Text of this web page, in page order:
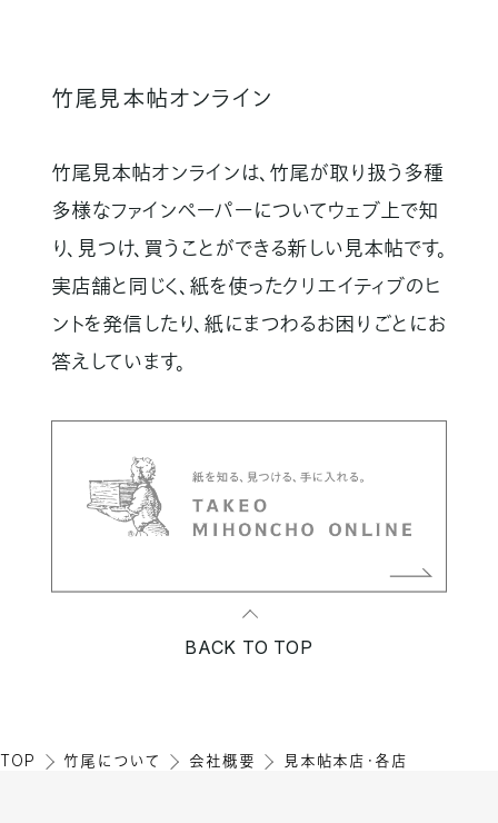
竹尾見本帖オンライン
竹尾見本帖オンラインは、竹尾が取り扱う多種
多様なファインペーパーについてウェブ上で知
り、見つけ、買うことができる新しい見本帖です。
実店舗と同じく、紙を使ったクリエイティブのヒ
ントを発信したり、紙にまつわるお困りごとにお
答えしています。
BACK TO TOP
TOP 竹尾について 会社概要 見本帖本店・各店